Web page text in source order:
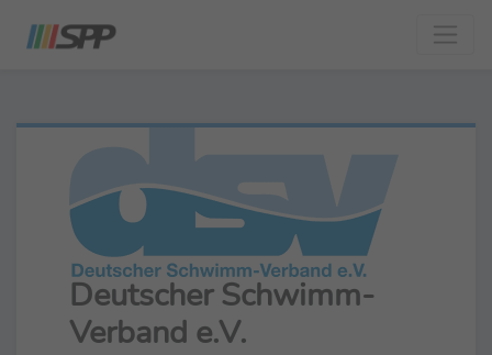
Deutscher Schwimm-
Verband e.V.